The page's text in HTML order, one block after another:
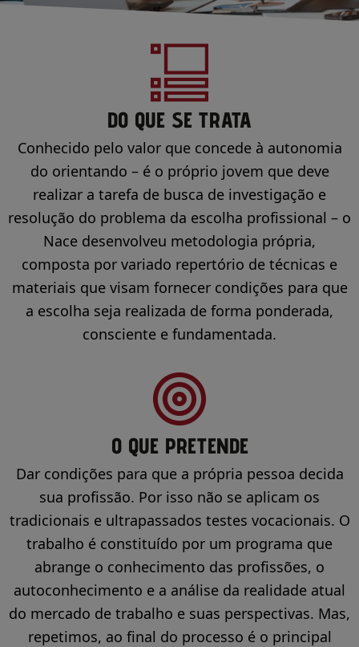
DO QUE SE TRATA
Conhecido pelo valor que concede à autonomia
do orientando – é o próprio jovem que deve
realizar a tarefa de busca de investigação e
resolução do problema da escolha profissional – o
Nace desenvolveu metodologia própria,
composta por variado repertório de técnicas e
materiais que visam fornecer condições para que
a escolha seja realizada de forma ponderada,
consciente e fundamentada.
O QUE PRETENDE
Dar condições para que a própria pessoa decida
sua profissão. Por isso não se aplicam os
tradicionais e ultrapassados testes vocacionais. O
trabalho é constituído por um programa que
abrange o conhecimento das profissões, o
autoconhecimento e a análise da realidade atual
do mercado de trabalho e suas perspectivas. Mas,
repetimos, ao final do processo é o principal